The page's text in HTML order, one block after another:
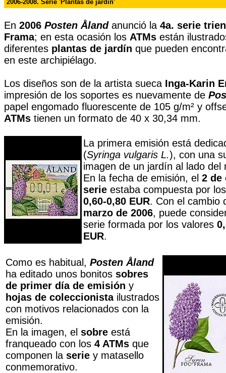
2006-2008. Serie 'Plantas de jardín'
En 2006 Posten Ålandanunció la 4a. serie
Frama; en esta ocasión los ATMs están
diferentes plantas de jardín que pueden
en este archipiélago.
Los diseños son de la artista sueca Inga-Karin
impresión de los soportes es nuevamente de
papel engomado fluorescente de 105 g/m² y
ATMs tienen un formato de 40 x 30,34 mm.
La primera emisión está
(Syringa vulgaris L.), con una
imagen de un jardín al lado del
En la fecha de emisión, el 2 de
serie estaba compuesta por
0,60-0,80 EUR. Con el cambio
marzo de 2006, puede
serie formada por los valores
EUR.
Como es habitual, Posten Åland
ha editado unos bonitos sobres
de primer día de emisión y
hojas de coleccionistailustrados
con motivos relacionados con la
emisión.
En la imagen, el sobre está
franqueado con los 4 ATMs que
componen la serie y matasello
conmemorativo.